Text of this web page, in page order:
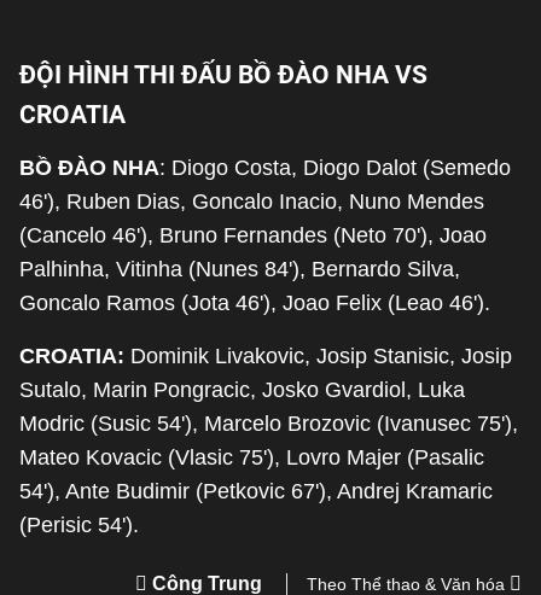
ĐỘI HÌNH THI ĐẤU BỒ ĐÀO NHA VS
CROATIA
BỒ ĐÀO NHA: Diogo Costa, Diogo Dalot (Semedo
46'), Ruben Dias, Goncalo Inacio, Nuno Mendes
(Cancelo 46'), Bruno Fernandes (Neto 70'), Joao
Palhinha, Vitinha (Nunes 84'), Bernardo Silva,
Goncalo Ramos (Jota 46'), Joao Felix (Leao 46').
CROATIA: Dominik Livakovic, Josip Stanisic, Josip
Sutalo, Marin Pongracic, Josko Gvardiol, Luka
Modric (Susic 54'), Marcelo Brozovic (Ivanusec 75'),
Mateo Kovacic (Vlasic 75'), Lovro Majer (Pasalic
54'), Ante Budimir (Petkovic 67'), Andrej Kramaric
(Perisic 54').
Công Trung Theo Thể thao & Văn hóa